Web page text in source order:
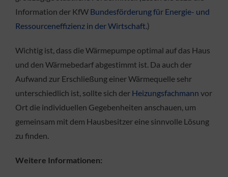
Information der KfW Bundesförderung für Energie- und
Ressourceneffizienz in der Wirtschaft.)
Wichtig ist, dass die Wärmepumpe optimal auf das Haus
und den Wärmebedarf abgestimmt ist. Da auch der
Aufwand zur Erschließung einer Wärmequelle sehr
unterschiedlich ist, sollte sich der Heizungsfachmann vor
Ort die individuellen Gegebenheiten anschauen, um
gemeinsam mit dem Hausbesitzer eine sinnvolle Lösung
zu finden.
Weitere Informationen: